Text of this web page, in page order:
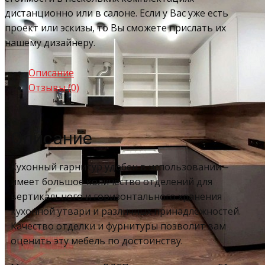
дистанционно или в салоне. Если у Вас уже есть
проект или эскизы, то Вы сможете прислать их
нашему дизайнеру.
Описание
Отзывы (0)
Описание
Кухонный гарнитур удобен в использовании –
имеет большое количество отделений для
вертикального и горизонтального хранения
кухонной утвари и различных принадлежностей.
Качество отделки и фурнитуры позволит вам
оценить эту мебель по достоинству.